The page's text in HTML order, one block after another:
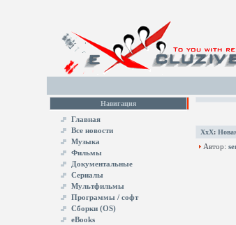
Навигация
Главная
Все новости
Музыка
Фильмы
Документальные
Сериалы
Мультфильмы
Программы / софт
Сборки (OS)
eBooks
XxX:
Автор: